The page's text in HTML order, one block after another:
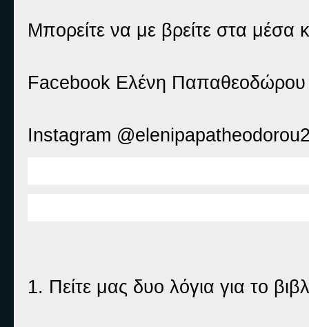
Μπορείτε να με βρείτε στα μέσα
Facebook Ελένη Παπαθεοδώρου
Instagram
1. Πείτε μας δυο λόγια για το